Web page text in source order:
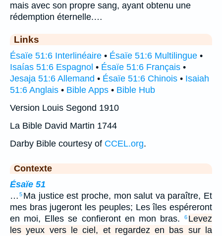
mais avec son propre sang, ayant obtenu une
rédemption éternelle.…
Links
Ésaïe 51:6 Interlinéaire • Ésaïe 51:6 Multilingue •
Isaías 51:6 Espagnol • Ésaïe 51:6 Français •
Jesaja 51:6 Allemand • Ésaïe 51:6 Chinois • Isaiah
51:6 Anglais • Bible Apps • Bible Hub
Version Louis Segond 1910
La Bible David Martin 1744
Darby Bible courtesy of CCEL.org.
Contexte
Ésaïe 51
… 5 Ma justice est proche, mon salut va paraître, Et
mes bras jugeront les peuples; Les îles espéreront
en moi, Elles se confieront en mon bras.
6 Levez
les yeux vers le ciel, et regardez en bas sur la